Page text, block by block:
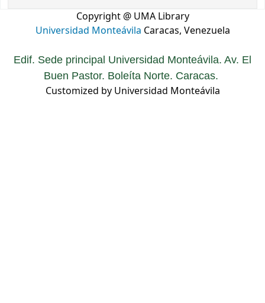
Copyright @ UMA Library
Universidad Monteávila Caracas, Venezuela
Edif. Sede principal Universidad Monteávila. Av. El
Buen Pastor. Boleíta Norte. Caracas.
Customized by Universidad Monteávila